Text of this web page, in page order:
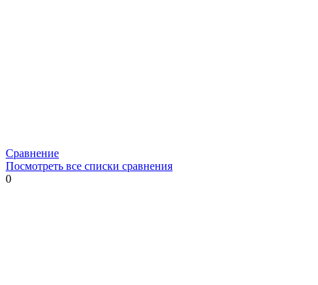
Сравнение
Посмотреть все списки сравнения
0